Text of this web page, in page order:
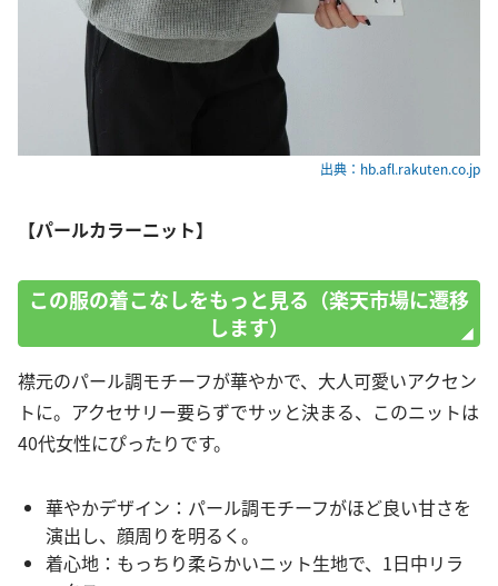
出典：hb.afl.rakuten.co.jp
【パールカラーニット】
この服の着こなしをもっと見る（楽天市場に遷移
します）
襟元のパール調モチーフが華やかで、大人可愛いアクセン
トに。アクセサリー要らずでサッと決まる、このニットは
40代女性にぴったりです。
華やかデザイン：パール調モチーフがほど良い甘さを
演出し、顔周りを明るく。
着心地：もっちり柔らかいニット生地で、1日中リラ